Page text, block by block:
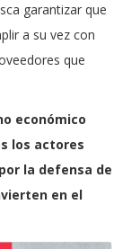
garantizar que
a su vez con
que
económico
los actores
la defensa de
en el